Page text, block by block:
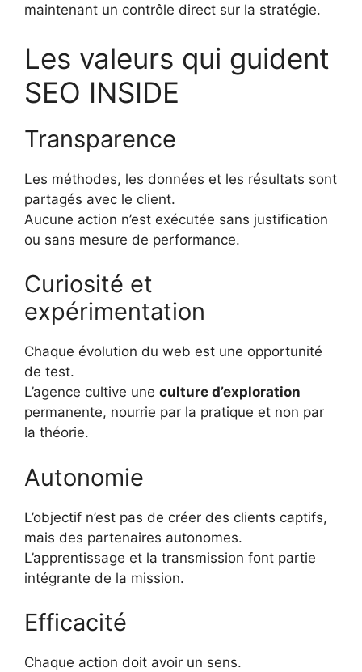
maintenant un contrôle direct sur la stratégie.
Les valeurs qui guident
SEO INSIDE
Transparence
Les méthodes, les données et les résultats sont
partagés avec le client.
Aucune action n’est exécutée sans justification
ou sans mesure de performance.
Curiosité et
expérimentation
Chaque évolution du web est une opportunité
de test.
L’agence cultive une culture d’exploration
permanente, nourrie par la pratique et non par
la théorie.
Autonomie
L’objectif n’est pas de créer des clients captifs,
mais des partenaires autonomes.
L’apprentissage et la transmission font partie
intégrante de la mission.
Efficacité
Chaque action doit avoir un sens.